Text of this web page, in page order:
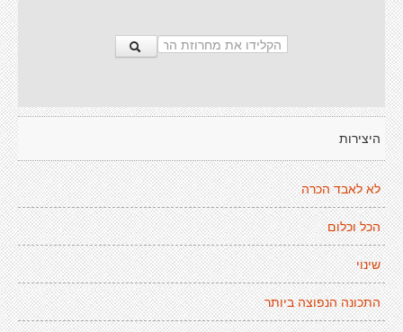
היצירות
לא לאבד הכרה
הכל וכלום
שינוי
התכונה הנפוצה ביותר